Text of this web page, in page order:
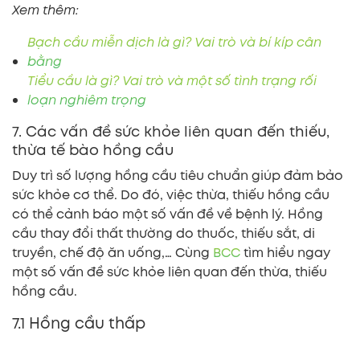
Xem thêm:
Bạch cầu miễn dịch là gì? Vai trò và bí kíp cân
bằng
Tiểu cầu là gì? Vai trò và một số tình trạng rối
loạn nghiêm trọng
7. Các vấn đề sức khỏe liên quan đến thiếu,
thừa tế bào hồng cầu
Duy trì số lượng hồng cầu tiêu chuẩn giúp đảm bảo
sức khỏe cơ thể. Do đó, việc thừa, thiếu hồng cầu
có thể cảnh báo một số vấn đề về bệnh lý. Hồng
cầu thay đổi thất thường do thuốc, thiếu sắt, di
truyền, chế độ ăn uống,… Cùng BCCtìm hiểu ngay
một số vấn đề sức khỏe liên quan đến thừa, thiếu
hồng cầu.
7.1 Hồng cầu thấp